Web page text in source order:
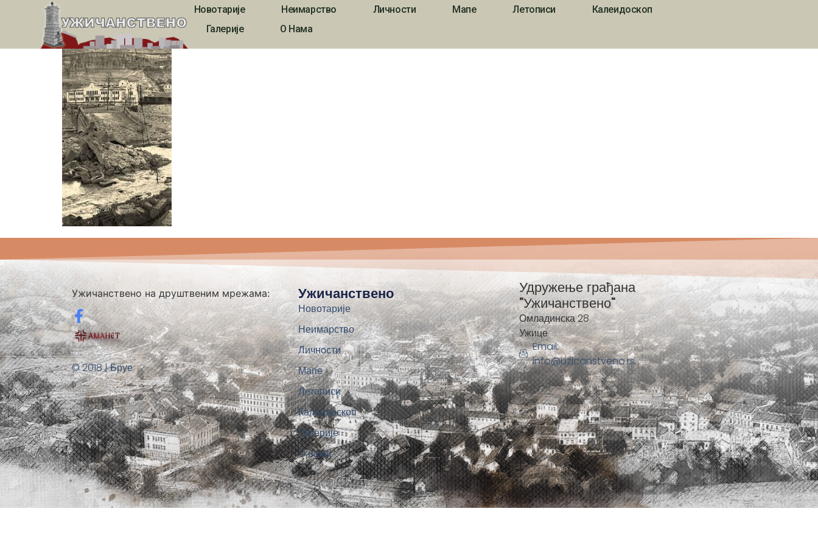
Новотарије Неимарство Личности Мапе Летописи
Калеидоскоп
Галерије
О Нама
esej00029
Ужичанствено на друштвеним мрежама:
© 2018 | Бруе
Ужичанствено
Новотарије
Неимарство
Личности
Мапе
Летописи
Калеидоскоп
Галерије
О нама
Удружење грађана
"Ужичанствено"
Омладинска 28
Ужице
Email:
info@uzicanstveno.rs